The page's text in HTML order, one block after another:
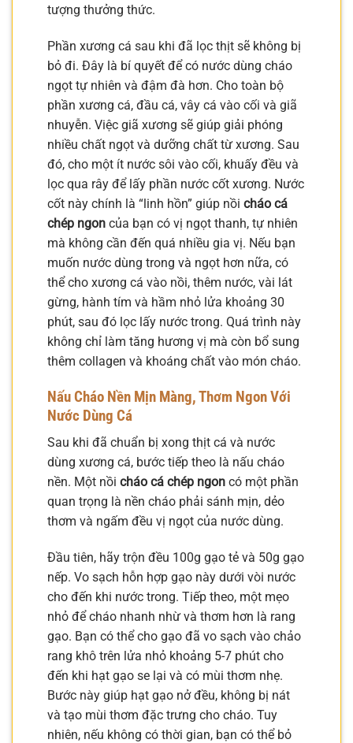
tượng thưởng thức.
Phần xương cá sau khi đã lọc thịt sẽ không bị
bỏ đi. Đây là bí quyết để có nước dùng cháo
ngọt tự nhiên và đậm đà hơn. Cho toàn bộ
phần xương cá, đầu cá, vây cá vào cối và giã
nhuyễn. Việc giã xương sẽ giúp giải phóng
nhiều chất ngọt và dưỡng chất từ xương. Sau
đó, cho một ít nước sôi vào cối, khuấy đều và
lọc qua rây để lấy phần nước cốt xương. Nước
cốt này chính là “linh hồn” giúp nồi cháo cá
chép ngon của bạn có vị ngọt thanh, tự nhiên
mà không cần đến quá nhiều gia vị. Nếu bạn
muốn nước dùng trong và ngọt hơn nữa, có
thể cho xương cá vào nồi, thêm nước, vài lát
gừng, hành tím và hầm nhỏ lửa khoảng 30
phút, sau đó lọc lấy nước trong. Quá trình này
không chỉ làm tăng hương vị mà còn bổ sung
thêm collagen và khoáng chất vào món cháo.
Nấu Cháo Nền Mịn Màng, Thơm Ngon Với
Nước Dùng Cá
Sau khi đã chuẩn bị xong thịt cá và nước
dùng xương cá, bước tiếp theo là nấu cháo
nền. Một nồi cháo cá chép ngon có một phần
quan trọng là nền cháo phải sánh mịn, dẻo
thơm và ngấm đều vị ngọt của nước dùng.
Đầu tiên, hãy trộn đều 100g gạo tẻ và 50g gạo
nếp. Vo sạch hỗn hợp gạo này dưới vòi nước
cho đến khi nước trong. Tiếp theo, một mẹo
nhỏ để cháo nhanh nhừ và thơm hơn là rang
gạo. Bạn có thể cho gạo đã vo sạch vào chảo
rang khô trên lửa nhỏ khoảng 5-7 phút cho
đến khi hạt gạo se lại và có mùi thơm nhẹ.
Bước này giúp hạt gạo nở đều, không bị nát
và tạo mùi thơm đặc trưng cho cháo. Tuy
nhiên, nếu không có thời gian, bạn có thể bỏ